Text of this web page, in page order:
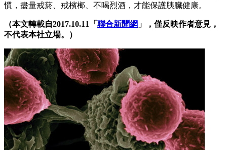
慣，盡量戒菸、戒檳榔、不喝烈酒，才能保護胰臟健康。
（本文轉載自2017.10.11「 聯合新聞網 」，僅反映作者意見，
不代表本社立場。）